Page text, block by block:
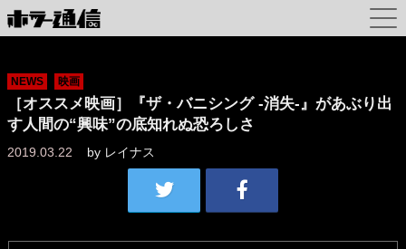
NEWS 映画
［オススメ映画］『ザ・バニシング -消失-』があぶり出
す人間の“興味”の底知れぬ恐ろしさ
2019.03.22 by レイナス